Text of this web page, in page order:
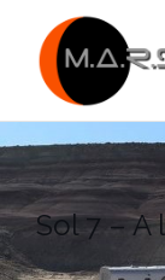
content
Sol 7 – A